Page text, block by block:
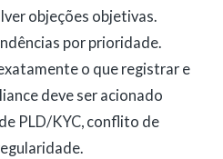
objeções objetivas.
por prioridade.
o que registrar e
deve ser acionado
PLD/KYC, conflito de